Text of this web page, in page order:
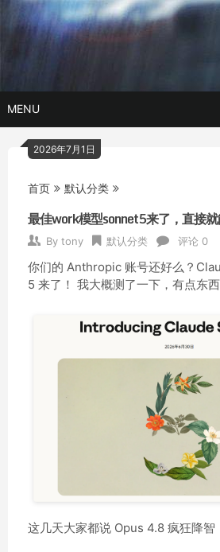
玩转AI黑科技,AI换脸，AI绘画，AI聊天
MENU
2026年7月1日
首页 默认分类
最佳work模型sonnet5来了，直接就
By tony 默认分类 评论 0
你们的 Anthropic 账号还好么？
5 来了！ 我大概测了一下，有点东西
这几天大家都说 Opus 4.8 疯狂降智